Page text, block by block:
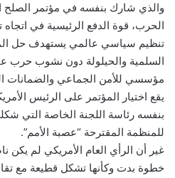
والذي شارك بنفسه في مؤتمر
الحرب، قوة الدفع الرئيسية في اتجاه
تنظيم سياسي عالمي يستهدف حل
السلمية والحيلولة دون نشوب حرب
مؤسسي للأمن الجماعي والضمانات
يقع اختيار المؤتمر على الرئيس
بنفسه رئاسة اللجنة الخاصة التي
للمنظمة المقترحة “عصبة الأمم”.
غير أن الرأي العام الأمريكي لم يكن
خطوة بدت وكأنها تشكل قطيعة مع